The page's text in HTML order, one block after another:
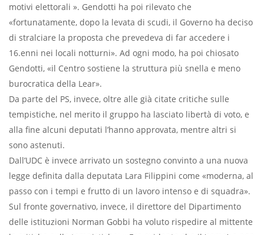
motivi elettorali ». Gendotti ha poi rilevato che
«fortunatamente, dopo la levata di scudi, il Governo ha deciso
di stralciare la proposta che prevedeva di far accedere i
16.enni nei locali notturni». Ad ogni modo, ha poi chiosato
Gendotti, «il Centro sostiene la struttura più snella e meno
burocratica della Lear».
Da parte del PS, invece, oltre alle già citate critiche sulle
tempistiche, nel merito il gruppo ha lasciato libertà di voto, e
alla fine alcuni deputati l’hanno approvata, mentre altri si
sono astenuti.
Dall’UDC è invece arrivato un sostegno convinto a una nuova
legge definita dalla deputata Lara Filippini come «moderna, al
passo con i tempi e frutto di un lavoro intenso e di squadra».
Sul fronte governativo, invece, il direttore del Dipartimento
delle istituzioni Norman Gobbi ha voluto rispedire al mittente